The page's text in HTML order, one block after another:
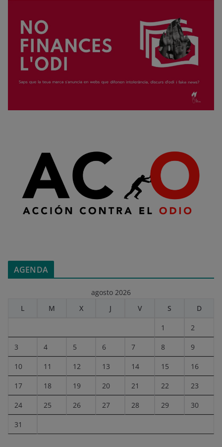
AGENDA
agosto 2026
L
M X J V S D
1 2
3 4 5 6 7 8 9
10 11 12 13 14 15 16
17 18 19 20 21 22 23
24 25 26 27 28 29 30
31